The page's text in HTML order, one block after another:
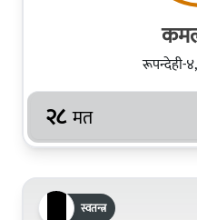
रूपन्देही-
२८ मत
स्वतन्त्र